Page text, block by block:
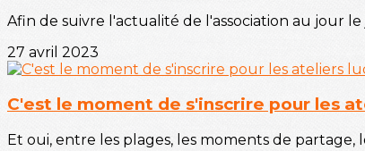
Afin de suivre l'actualité de l'association au jour le
27 avril 2023
C'est le moment de s'inscrire pour les
Et oui, entre les plages, les moments de partage,